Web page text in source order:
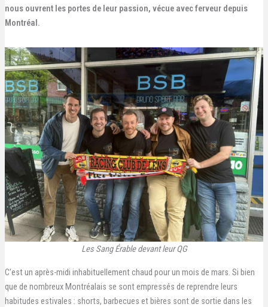
nous ouvrent les portes de leur passion, vécue avec ferveur depuis
Montréal.
Les Sang Érable devant leur QG
C’est un après-midi inhabituellement chaud pour un mois de mars. Si bien
que de nombreux Montréalais se sont empressés de reprendre leurs
habitudes estivales : shorts, barbecues et bières sont de sortie dans les